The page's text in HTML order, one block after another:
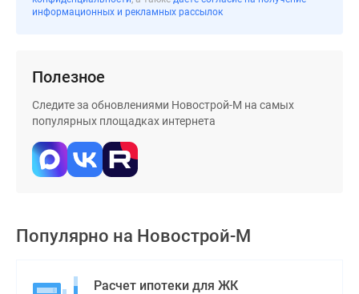
поселки
Коттеджные
Бизнес-
центры
информационных и рекламных рассылок
Полезное
Следите за обновлениями Новострой-М на самых
популярных площадках интернета
Популярно на Новострой-М
Расчет ипотеки для ЖК